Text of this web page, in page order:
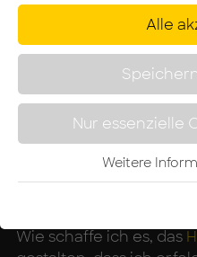
Alle
Nur essenzielle
Weitere
Wie schaffe ich es, das